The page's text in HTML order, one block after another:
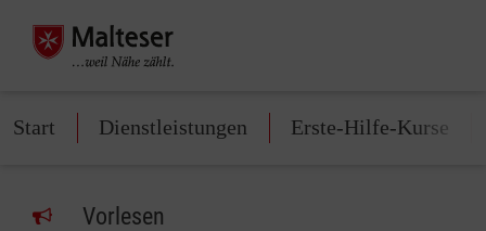
Start Dienstleistungen Erste-Hilfe-Kurse
Vorlesen